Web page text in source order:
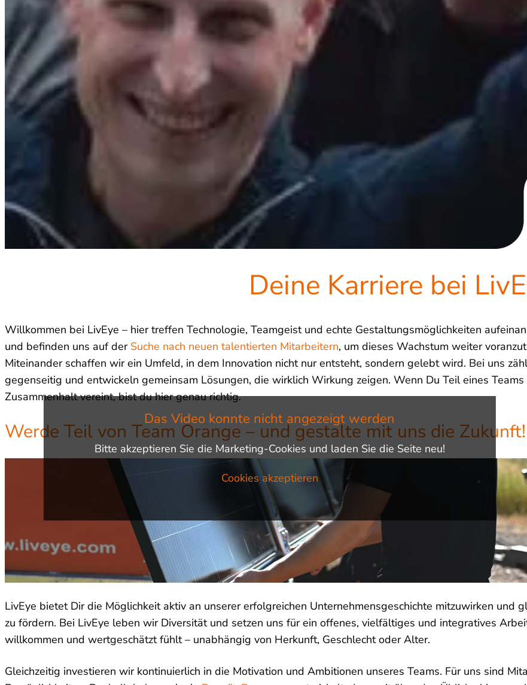
Deine Karriere bei
Willkommen bei LivEye – hier treffen Technologie, Teamgeist und echte Gestaltungsmöglichkeiten
und befinden uns auf der Suche nach neuen talentierten Mitarbeitern, um dieses Wachstum weiter
Miteinander schaffen wir ein Umfeld, in dem Innovation nicht nur entsteht, sondern gelebt wird. Bei uns
gegenseitig und entwickeln gemeinsam Lösungen, die wirklich Wirkung zeigen. Wenn Du Teil eines
Zusammenhalt vereint, bist du hier genau richtig.
Werde Teil von Team Orange – und gestalte mit uns die Zukunft!
Das Video konnte nicht angezeigt werden
Bitte akzeptieren Sie die Marketing-Cookies und laden Sie die Seite neu!
Cookies akzeptieren
LivEye bietet Dir die Möglichkeit aktiv an unserer erfolgreichen Unternehmensgeschichte mitzuwirken und
zu fördern. Bei LivEye leben wir Diversität und setzen uns für ein offenes, vielfältiges und integratives
willkommen und wertgeschätzt fühlt – unabhängig von Herkunft, Geschlecht oder Alter.
Gleichzeitig investieren wir kontinuierlich in die Motivation und Ambitionen unseres Teams. Für uns sind